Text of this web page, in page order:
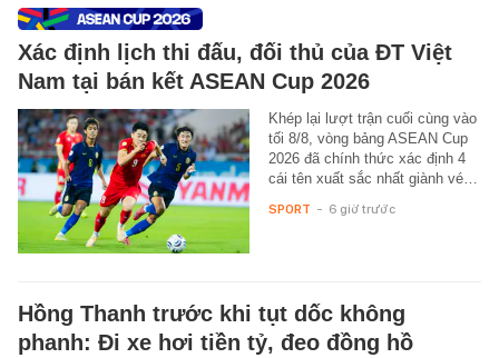
Xác định lịch thi đấu, đối thủ của ĐT Việt
Nam tại bán kết ASEAN Cup 2026
Khép lại lượt trận cuối cùng vào
tối 8/8, vòng bảng ASEAN Cup
2026 đã chính thức xác định 4
cái tên xuất sắc nhất giành vé…
SPORT - 6 giờ trước
Hồng Thanh trước khi tụt dốc không
phanh: Đi xe hơi tiền tỷ, đeo đồng hồ